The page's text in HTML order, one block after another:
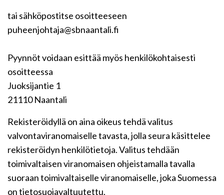
tai sähköpostitse osoitteeseen
puheenjohtaja@sbnaantali.fi
Pyynnöt voidaan esittää myös henkilökohtaisesti
osoitteessa
Juoksijantie 1
21110 Naantali
Rekisteröidyllä on aina oikeus tehdä valitus
valvontaviranomaiselle tavasta, jolla seura käsittelee
rekisteröidyn henkilötietoja. Valitus tehdään
toimivaltaisen viranomaisen ohjeistamalla tavalla
suoraan toimivaltaiselle viranomaiselle, joka Suomessa
on tietosuojavaltuutettu.